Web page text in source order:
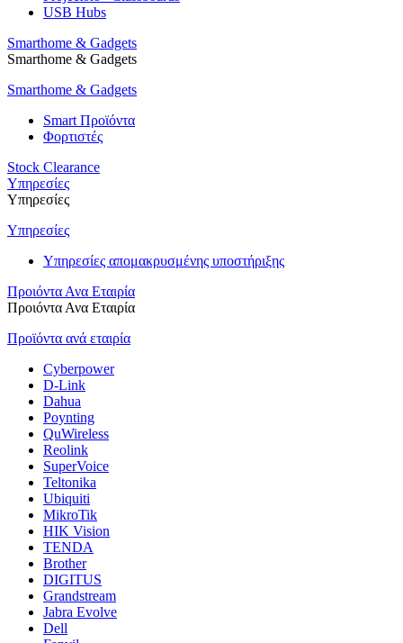
USB Hubs
Smarthome & Gadgets
Smarthome & Gadgets
Smarthome & Gadgets
Smart Προϊόντα
Φορτιστές
Stock Clearance
Υπηρεσίες
Υπηρεσίες
Υπηρεσίες
Υπηρεσίες απομακρυσμένης υποστήριξης
Προιόντα Ανα Εταιρία
Προιόντα Ανα Εταιρία
Προϊόντα ανά εταιρία
Cyberpower
D-Link
Dahua
Poynting
QuWireless
Reolink
SuperVoice
Teltonika
Ubiquiti
MikroTik
HIK Vision
TENDA
Brother
DIGITUS
Grandstream
Jabra Evolve
Dell